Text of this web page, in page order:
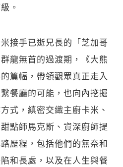
。
接手已逝兄長的「芝加哥
龍無首的過渡期，《大熊
篇幅，帶領觀眾真正走入
餐廳的可能，也向內挖掘
式，縝密交織主廚卡米、
點師馬克斯、資深廚師提
歷程，包括他們的無奈和
和長處，以及在人生與餐